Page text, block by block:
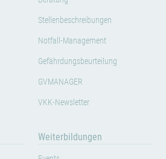
Stellenbeschreibungen
Notfall-Management
Gefährdungsbeurteilung
GVMANAGER
VKK-Newsletter
Weiterbildungen